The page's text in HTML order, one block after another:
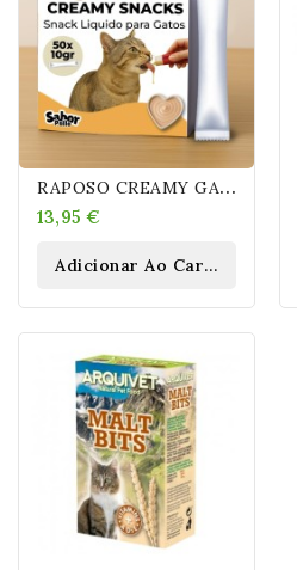
R
APOSO CREAMY GATOS 50 SOBRES 10 GR
13,95 €
Adicionar Ao Carrinho